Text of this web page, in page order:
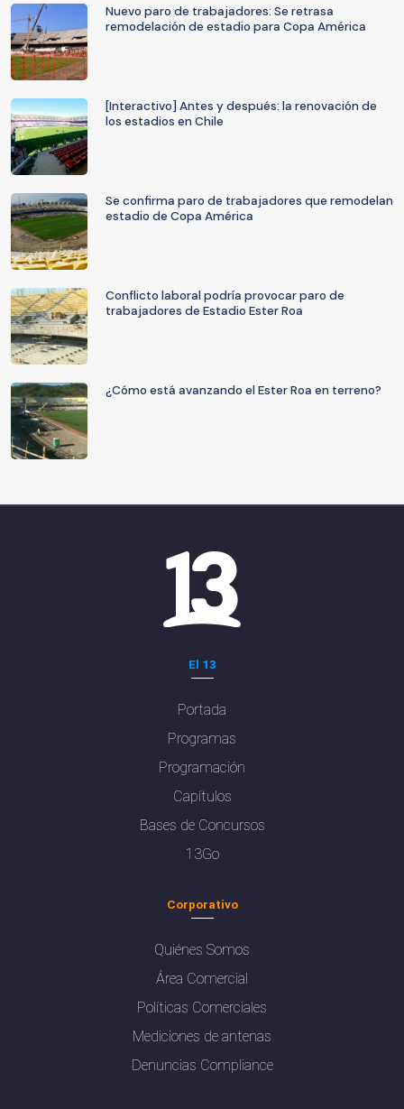
Nuevo paro de trabajadores: Se retrasa
remodelación de estadio para Copa América
[Interactivo] Antes y después: la renovación de
los estadios en Chile
Se confirma paro de trabajadores que remodelan
estadio de Copa América
Conflicto laboral podría provocar paro de
trabajadores de Estadio Ester Roa
¿Cómo está avanzando el Ester Roa en terreno?
El 13
Portada
Programas
Programación
Capítulos
Bases de Concursos
13Go
Corporativo
Quiénes Somos
Área Comercial
Políticas Comerciales
Mediciones de antenas
Denuncias Compliance